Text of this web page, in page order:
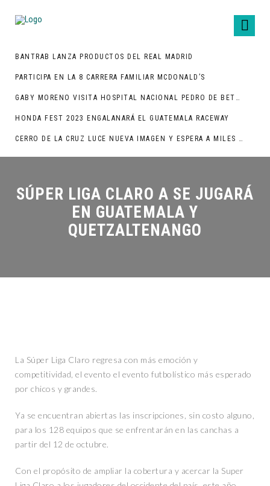
BANTRAB LANZA PRODUCTOS DEL REAL MADRID
PARTICIPA EN LA 8 CARRERA FAMILIAR MCDONALD’S
GABY MORENO VISITA HOSPITAL NACIONAL PEDRO DE BETHANCOURT
HONDA FEST 2023 ENGALANARÁ EL GUATEMALA RACEWAY
CERRO DE LA CRUZ LUCE NUEVA IMAGEN Y ESPERA A MILES DE TURISTAS
SÚPER LIGA CLARO A SE JUGARÁ
EN GUATEMALA Y
QUETZALTENANGO
La Súper Liga Claro regresa con más emoción y
competitividad, el evento el evento futbolístico más esperado
por chicos y grandes.
Ya se encuentran abiertas las inscripciones, sin costo alguno,
para los 128 equipos que se enfrentarán en las canchas a
partir del 12 de octubre.
Con el propósito de ampliar la cobertura y acercar la Super